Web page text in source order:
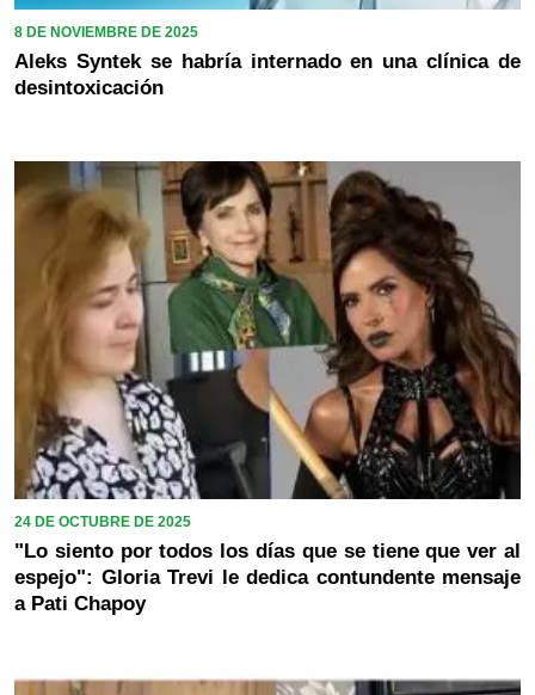
8 DE NOVIEMBRE DE 2025
Aleks Syntek se habría internado en una clínica de
desintoxicación
24 DE OCTUBRE DE 2025
"Lo siento por todos los días que se tiene que ver al
espejo": Gloria Trevi le dedica contundente mensaje
a Pati Chapoy